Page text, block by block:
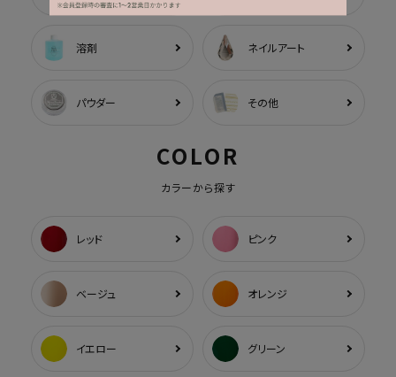
溶剤 ネイルアート
パウダー その他
COLOR
カラーから探す
レッド ピンク
ベージュ オレンジ
イエロー グリーン